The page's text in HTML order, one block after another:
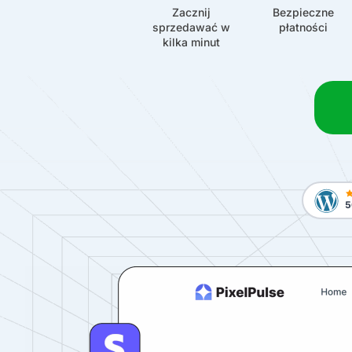
Zacznij
sprzedawać w
kilka minut
Bezpieczne
płatności